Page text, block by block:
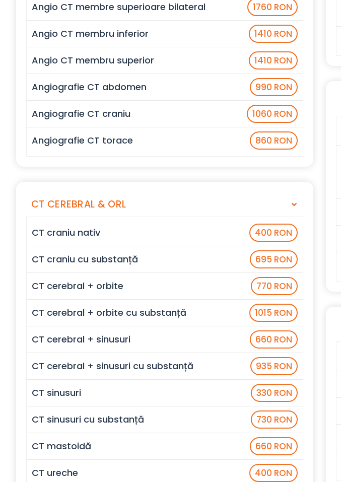
Angio CT membre superioare bilateral 1760 RON
Angio CT membru inferior 1410 RON
Angio CT membru superior 1410 RON
Angiografie CT abdomen 990 RON
Angiografie CT craniu 1060 RON
Angiografie CT torace 860 RON
CT CEREBRAL & ORL
CT craniu nativ 400 RON
CT craniu cu substanță 695 RON
CT cerebral + orbite 770 RON
CT cerebral + orbite cu substanță 1015 RON
CT cerebral + sinusuri 660 RON
CT cerebral + sinusuri cu substanță 935 RON
CT sinusuri 330 RON
CT sinusuri cu substanță 730 RON
CT mastoidă 660 RON
CT ureche 400 RON